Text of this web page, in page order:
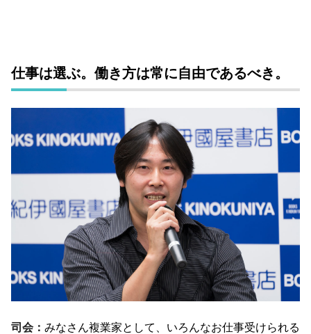
仕事は選ぶ。働き方は常に自由であるべき。
司会： みなさん複業家として、いろんなお仕事受けられる